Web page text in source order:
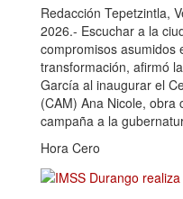
Redacción Tepetzintla,
2026.- Escuchar a la
compromisos asumidos
transformación, afirmó
García al inaugurar el
(CAM) Ana Nicole, obra
campaña a la
Hora Cero